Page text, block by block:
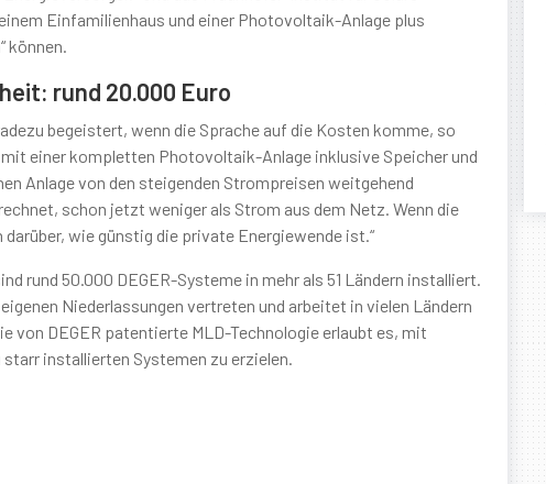
Einfamilienhaus und einer Photovoltaik-Anlage plus
können.
rund 20.000 Euro
begeistert, wenn die Sprache auf die Kosten komme, so
einer kompletten Photovoltaik-Anlage inklusive Speicher und
Anlage von den steigenden Strompreisen weitgehend
schon jetzt weniger als Strom aus dem Netz. Wenn die
wie günstig die private Energiewende ist.“
rund 50.000 DEGER-Systeme in mehr als 51 Ländern installiert.
Niederlassungen vertreten und arbeitet in vielen Ländern
von DEGER patentierte MLD-Technologie erlaubt es, mit
installierten Systemen zu erzielen.